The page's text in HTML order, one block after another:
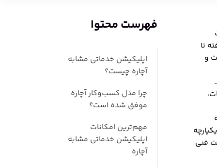
تا
و
فنی
فهرست محتوا
اپلیکیشن خدماتی مشابه
آچاره چیست؟
چرا مدل کسب‌وکار آچاره
موفق شده است؟
مهم‌ترین امکانات
اپلیکیشن خدماتی مشابه
آچاره